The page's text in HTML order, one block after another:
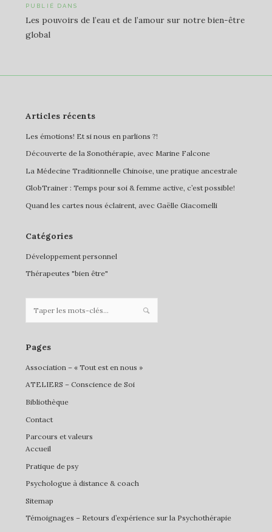
Navigation
de
PUBLIÉ DANS
Les pouvoirs de l’eau et de l’amour sur notre bien-être
global
Articles récents
Les émotions! Et si nous en parlions ?!
Découverte de la Sonothérapie, avec Marine Falcone
La Médecine Traditionnelle Chinoise, une pratique ancestrale
GlobTrainer : Temps pour soi & femme active, c’est possible!
Quand les cartes nous éclairent, avec Gaëlle Giacomelli
Catégories
Développement personnel
Thérapeutes "bien être"
Pages
Association – « Tout est en nous »
ATELIERS – Conscience de Soi
Bibliothèque
Contact
Parcours et valeurs
Accueil
Pratique de psy
Psychologue à distance & coach
Sitemap
Témoignages – Retours d’expérience sur la Psychothérapie